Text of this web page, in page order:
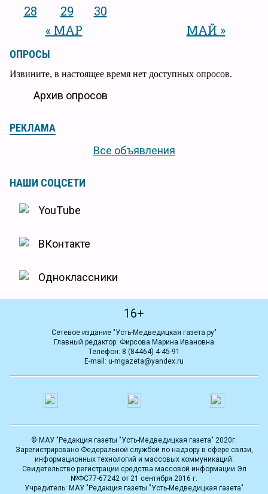
« МАР МАЙ »
28
29 30
ОПРОСЫ
Извините, в настоящее время нет доступных опросов.
Архив опросов
РЕКЛАМА
Все объявления
НАШИ СОЦСЕТИ
YouTube
ВКонтакте
Одноклассники
16+
Сетевое издание "Усть-Медведицкая газета.ру"
Главный редактор: Фирсова Марина Ивановна
Телефон: 8 (84464) 4-45-91
E-mail: u-mgazeta@yandex.ru
© МАУ "Редакция газеты "Усть-Медведицкая газета" 2020г.
Зарегистрировано Федеральной службой по надзору в сфере связи,
информационных технологий и массовых коммуникаций.
Свидетельство регистрации средства массовой информации Эл
№ФС77-67242 от 21 сентября 2016 г.
Учредитель: МАУ "Редакция газеты "Усть-Медведицкая газета"